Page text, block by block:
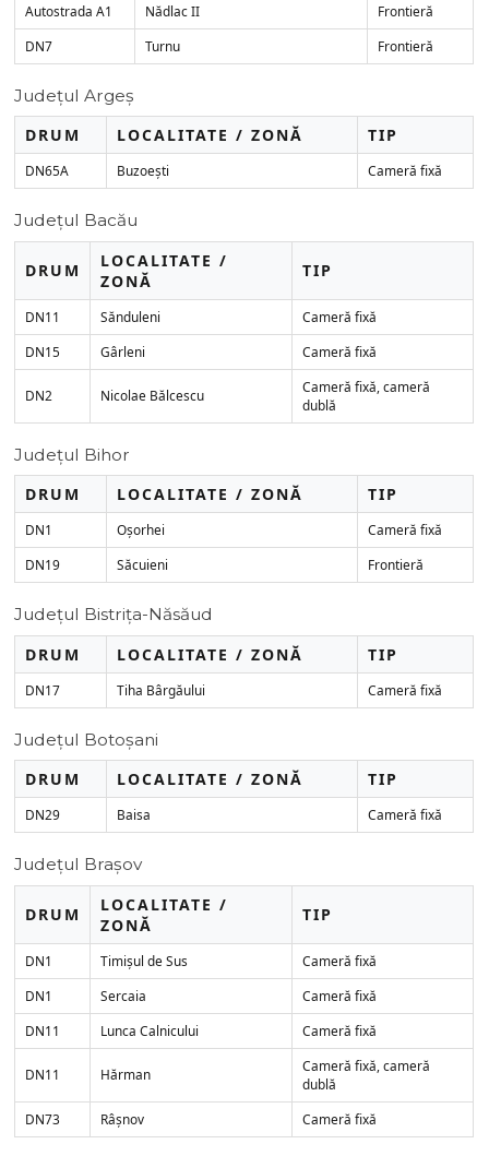
Autostrada A1
Nădlac II
Frontieră
DN7
Turnu Frontieră
Județul Argeș
DRUM
LOCALITATE / ZONĂ TIP
DN65A Buzoești Cameră fixă
Județul Bacău
DRUM
LOCALITATE /
ZONĂ
TIP
DN11 Sănduleni
Cameră fixă
DN15
Gârleni Cameră fixă
DN2 Nicolae Bălcescu
Cameră fixă, cameră
dublă
Județul Bihor
DRUM
LOCALITATE / ZONĂ TIP
DN1 Oșorhei
Cameră fixă
DN19
Săcuieni Frontieră
Județul Bistrița-Năsăud
DRUM
LOCALITATE / ZONĂ TIP
DN17 Tiha Bârgăului Cameră fixă
Județul Botoșani
DRUM
LOCALITATE / ZONĂ TIP
DN29 Baisa Cameră fixă
Județul Brașov
DRUM
LOCALITATE /
ZONĂ
TIP
DN1 Timișul de Sus
Cameră fixă
DN1
Sercaia
Cameră fixă
DN11
Lunca Calnicului Cameră fixă
DN11 Hărman
Cameră fixă, cameră
dublă
DN73
Râșnov Cameră fixă